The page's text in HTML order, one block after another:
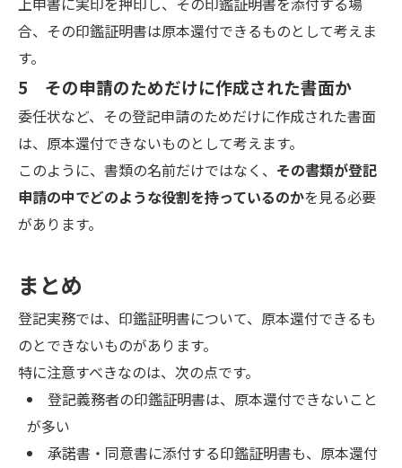
合、その印鑑証明書は原本還付できるものとして考えま
す。
5 その申請のためだけに作成された書面か
委任状など、その登記申請のためだけに作成された書面
は、原本還付できないものとして考えます。
このように、書類の名前だけではなく、 その書類が登記
申請の中でどのような役割を持っているのかを見る必要
があります。
まとめ
登記実務では、印鑑証明書について、原本還付できるも
のとできないものがあります。
特に注意すべきなのは、次の点です。
登記義務者の印鑑証明書は、原本還付できないこと
が多い
承諾書・同意書に添付する印鑑証明書も、原本還付